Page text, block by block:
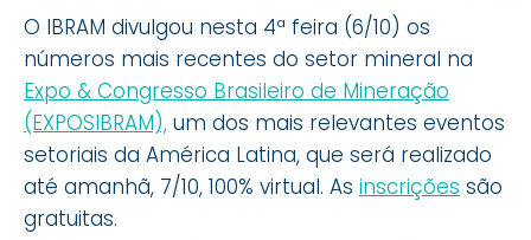
O IBRAM divulgou nesta 4ª feira (6/10) os
números mais recentes do setor mineral na
Expo & Congresso Brasileiro de Mineração
(EXPOSIBRAM), um dos mais relevantes eventos
setoriais da América Latina, que será realizado
até amanhã, 7/10, 100% virtual. As inscrições são
gratuitas.